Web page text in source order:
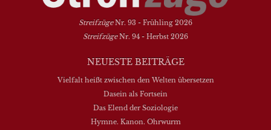
StreifzügeNr. 93 - Frühling 2026
StreifzügeNr. 94 - Herbst 2026
NEUESTE BEITRÄGE
Vielfalt heißt zwischen den Welten übersetzen
Dasein als Fortsein
Das Elend der Soziologie
Hymne. Kanon. Ohrwurm